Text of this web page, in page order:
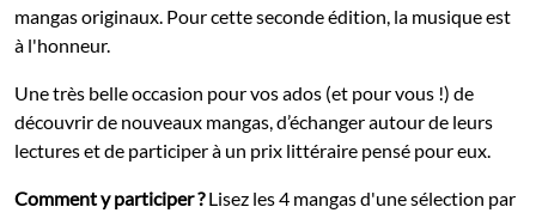
mangas originaux. Pour cette seconde édition, la musique est
à l'honneur.
Une très belle occasion pour vos ados (et pour vous !) de
découvrir de nouveaux mangas, d’échanger autour de leurs
lectures et de participer à un prix littéraire pensé pour eux.
Comment y participer ?Lisez les 4 mangas d'une sélection par